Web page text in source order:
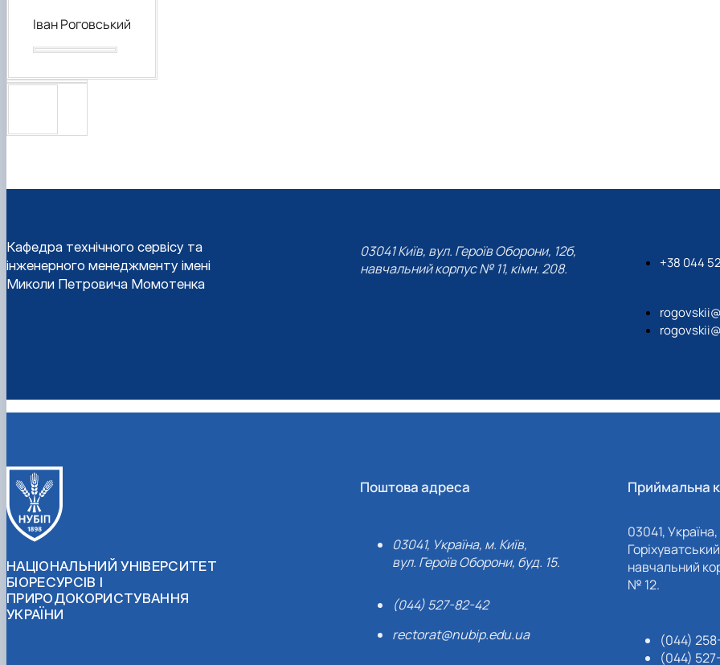
Іван Роговський
Кафедра технічного сервісу та
інженерного менеджменту імені
Миколи Петровича Момотенка
03041 Київ, вул. Героїв Оборони, 12б,
навчальний корпус № 11, кімн. 208.
+38 044
НАЦІОНАЛЬНИЙ УНІВЕРСИТЕТ
БІОРЕСУРСІВ І
ПРИРОДОКОРИСТУВАННЯ
УКРАЇНИ
Поштова адреса
03041, Україна, м. Київ,
вул. Героїв Оборони, буд. 15.
(044) 527-82-42
rectorat@nubip.edu.ua
Приймальна
03041,
навчальний
№ 12.
(044)
(044)